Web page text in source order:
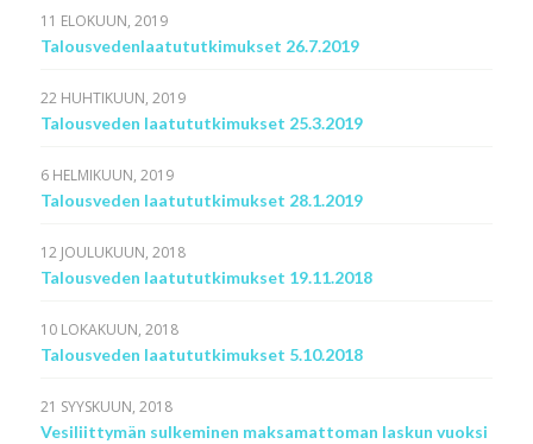
11 ELOKUUN, 2019
Talousvedenlaatututkimukset 26.7.2019
22 HUHTIKUUN, 2019
Talousveden laatututkimukset 25.3.2019
6 HELMIKUUN, 2019
Talousveden laatututkimukset 28.1.2019
12 JOULUKUUN, 2018
Talousveden laatututkimukset 19.11.2018
10 LOKAKUUN, 2018
Talousveden laatututkimukset 5.10.2018
21 SYYSKUUN, 2018
Vesiliittymän sulkeminen maksamattoman laskun vuoksi